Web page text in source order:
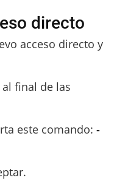
directo
acceso directo y
final de las
este comando: -